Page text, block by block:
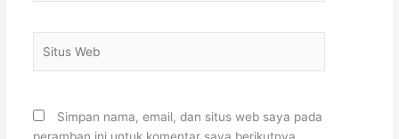
Web
Simpan nama, email, dan situs web saya pada